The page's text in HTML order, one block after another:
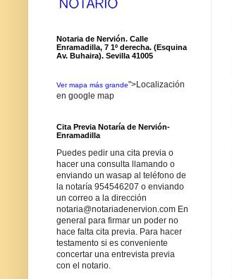
Notaria de Nervión. Calle
Enramadilla, 7 1º derecha. (Esquina
Av. Buhaira). Sevilla 41005
Ver mapa más grande">Localización
en google map
Cita Previa Notaría de Nervión-
Enramadilla
Puedes pedir una cita previa o
hacer una consulta llamando o
enviando un wasap al teléfono de
la notaría 954546207 o enviando
un correo a la dirección
notaria@notariadenervion.com En
general para firmar un poder no
hace falta cita previa. Para hacer
testamento si es conveniente
concertar una entrevista previa
con el notario.